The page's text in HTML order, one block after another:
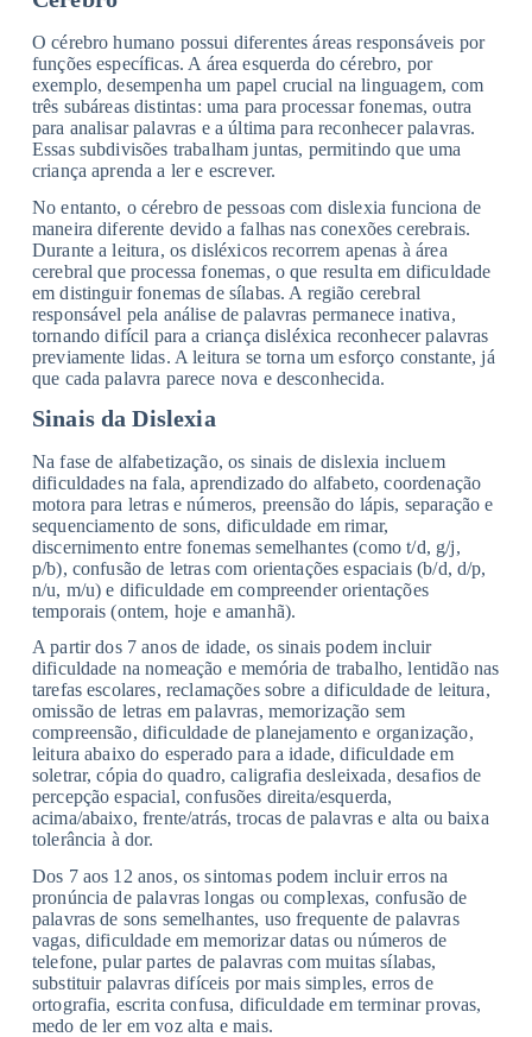
O cérebro humano possui diferentes áreas responsáveis por
funções específicas. A área esquerda do cérebro, por
exemplo, desempenha um papel crucial na linguagem, com
três subáreas distintas: uma para processar fonemas, outra
para analisar palavras e a última para reconhecer palavras.
Essas subdivisões trabalham juntas, permitindo que uma
criança aprenda a ler e escrever.
No entanto, o cérebro de pessoas com dislexia funciona de
maneira diferente devido a falhas nas conexões cerebrais.
Durante a leitura, os disléxicos recorrem apenas à área
cerebral que processa fonemas, o que resulta em dificuldade
em distinguir fonemas de sílabas. A região cerebral
responsável pela análise de palavras permanece inativa,
tornando difícil para a criança disléxica reconhecer palavras
previamente lidas. A leitura se torna um esforço constante, já
que cada palavra parece nova e desconhecida.
Sinais da Dislexia
Na fase de alfabetização, os sinais de dislexia incluem
dificuldades na fala, aprendizado do alfabeto, coordenação
motora para letras e números, preensão do lápis, separação e
sequenciamento de sons, dificuldade em rimar,
discernimento entre fonemas semelhantes (como t/d, g/j,
p/b), confusão de letras com orientações espaciais (b/d, d/p,
n/u, m/u) e dificuldade em compreender orientações
temporais (ontem, hoje e amanhã).
A partir dos 7 anos de idade, os sinais podem incluir
dificuldade na nomeação e memória de trabalho, lentidão nas
tarefas escolares, reclamações sobre a dificuldade de leitura,
omissão de letras em palavras, memorização sem
compreensão, dificuldade de planejamento e organização,
leitura abaixo do esperado para a idade, dificuldade em
soletrar, cópia do quadro, caligrafia desleixada, desafios de
percepção espacial, confusões direita/esquerda,
acima/abaixo, frente/atrás, trocas de palavras e alta ou baixa
tolerância à dor.
Dos 7 aos 12 anos, os sintomas podem incluir erros na
pronúncia de palavras longas ou complexas, confusão de
palavras de sons semelhantes, uso frequente de palavras
vagas, dificuldade em memorizar datas ou números de
telefone, pular partes de palavras com muitas sílabas,
substituir palavras difíceis por mais simples, erros de
ortografia, escrita confusa, dificuldade em terminar provas,
medo de ler em voz alta e mais.